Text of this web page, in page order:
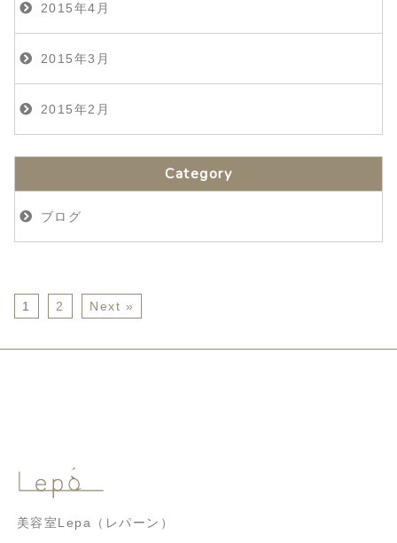
2015年4月
2015年3月
2015年2月
Category
ブログ
1 2 Next »
美容室Lepa（レパーン）